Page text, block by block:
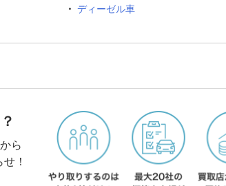
ディーゼル車
から
！